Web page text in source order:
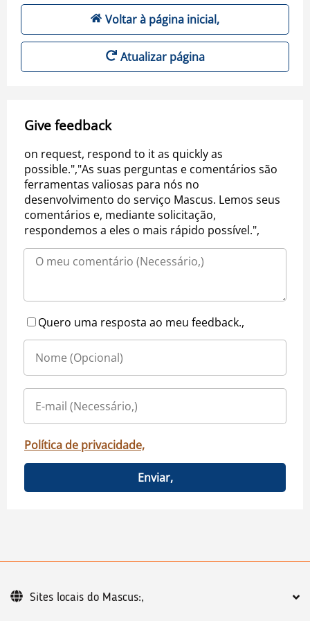
Voltar à página inicial,
Atualizar página
Give feedback
on request, respond to it as quickly as
possible.","As suas perguntas e comentários são
ferramentas valiosas para nós no
desenvolvimento do serviço Mascus. Lemos seus
comentários e, mediante solicitação,
respondemos a eles o mais rápido possível.",
Quero uma resposta ao meu feedback.,
Política de privacidade,
Enviar,
Sites locais do Mascus:,